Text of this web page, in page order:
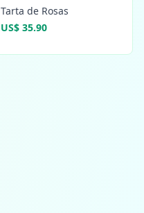
Tarta de Rosas
US$ 35.90